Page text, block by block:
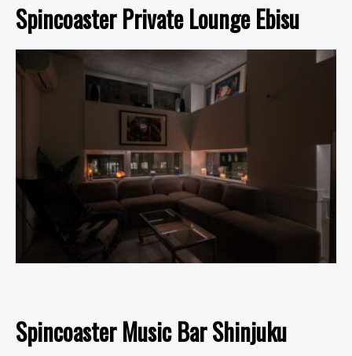
Spincoaster Private Lounge Ebisu
Spincoaster Music Bar Shinjuku